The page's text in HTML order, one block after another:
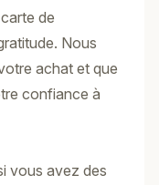
de
Nous
achat et que
confiance à
vous avez des